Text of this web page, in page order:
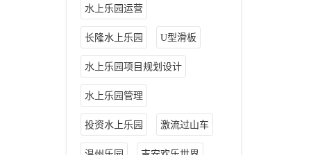
水上乐园运营
长隆水上乐园 U型滑板
水上乐园项目规划设计
水上乐园管理
投资水上乐园 激流过山车